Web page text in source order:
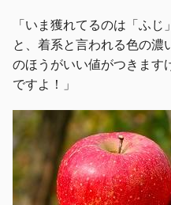
「いま獲れてるのは「ふ
と、着系と言われる色の濃
のほうがいい値がつきます
ですよ！」